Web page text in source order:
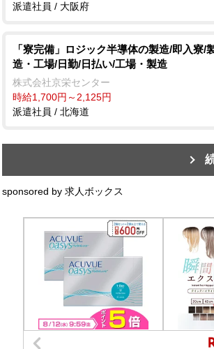
派遣社員 / 大阪府
「寮完備」ロジック半導体の製造/即入寮/
造・工場/日勤/日払い/工場・製造
株式会社京栄センター
時給1,700円～2,125円
派遣社員 / 北海道
sponsored by 求人ボックス